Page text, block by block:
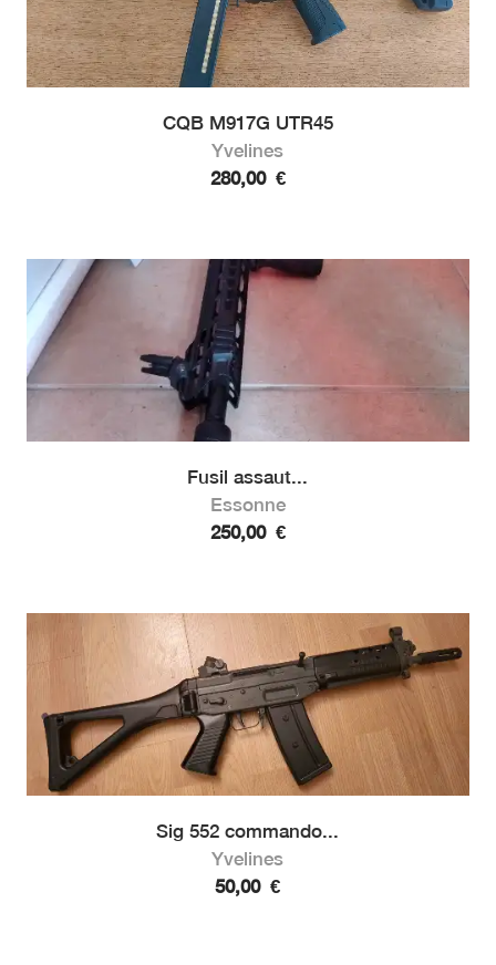
CQB M917G UTR45
Yvelines
280,00 €
Fusil assaut...
Essonne
250,00 €
Sig 552 commando...
Yvelines
50,00 €